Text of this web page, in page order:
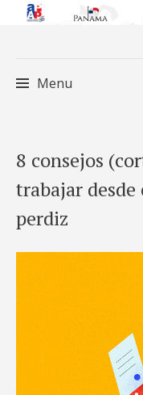
Menu
to
content
8 consejos
trabajar
perdiz